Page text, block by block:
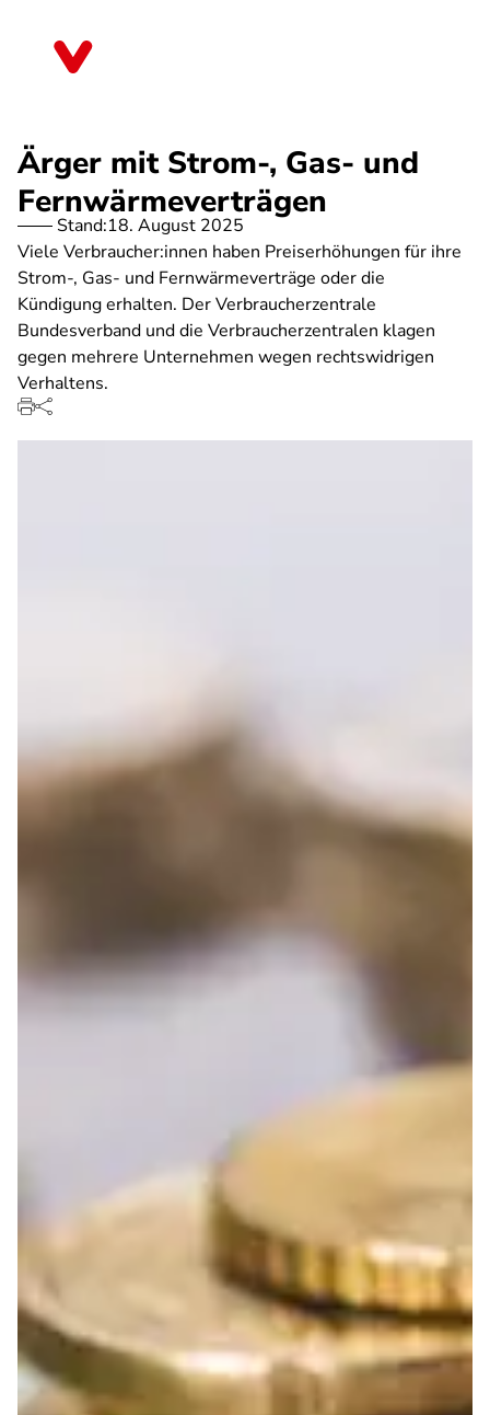
Ärger mit Strom-, Gas- und
Fernwärmeverträgen
Stand:18. August 2025
Viele Verbraucher:innen haben Preiserhöhungen für ihre
Strom-, Gas- und Fernwärmeverträge oder die
Kündigung erhalten. Der Verbraucherzentrale
Bundesverband und die Verbraucherzentralen klagen
gegen mehrere Unternehmen wegen rechtswidrigen
Verhaltens.